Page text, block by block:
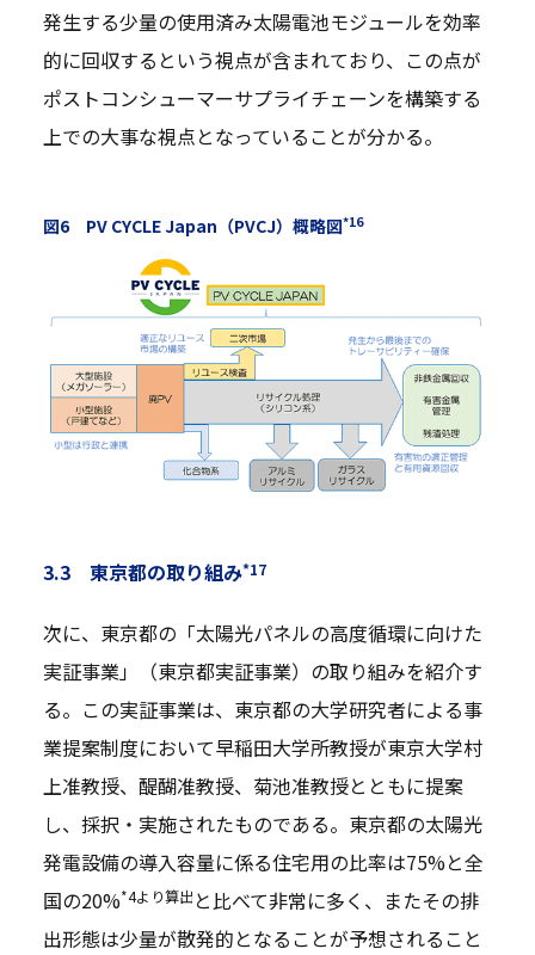
発生する少量の使用済み太陽電池モジュールを効率
的に回収するという視点が含まれており、この点が
ポストコンシューマーサプライチェーンを構築する
上での大事な視点となっていることが分かる。
図6 PV CYCLE Japan（PVCJ）概略図*16
3.3 東京都の取り組み*17
次に、東京都の「太陽光パネルの高度循環に向けた
実証事業」（東京都実証事業）の取り組みを紹介す
る。この実証事業は、東京都の大学研究者による事
業提案制度において早稲田大学所教授が東京大学村
上准教授、醍醐准教授、菊池准教授とともに提案
し、採択・実施されたものである。東京都の太陽光
発電設備の導入容量に係る住宅用の比率は75%と全
国の20%*4より算出 と比べて非常に多く、またその排
出形態は少量が散発的となることが予想されること